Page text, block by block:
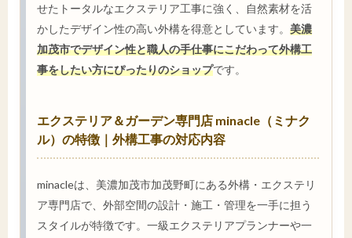
せたトータルなエクステリア工事に強く、自然素材を活
かしたデザイン性の高い外構を得意としています。 美濃
加茂市でデザイン性と職人の手仕事にこだわって外構工
事をしたい方にぴったりのショップです。
エクステリア＆ガーデン専門店 minacle（ミナク
ル）の特徴｜外構工事の対応内容
minacleは、美濃加茂市加茂野町にある外構・エクステリ
ア専門店で、外部空間の設計・施工・管理を一手に担う
スタイルが特徴です。一級エクステリアプランナーや一